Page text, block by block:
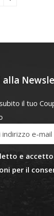
alla
il tuo
e
per il